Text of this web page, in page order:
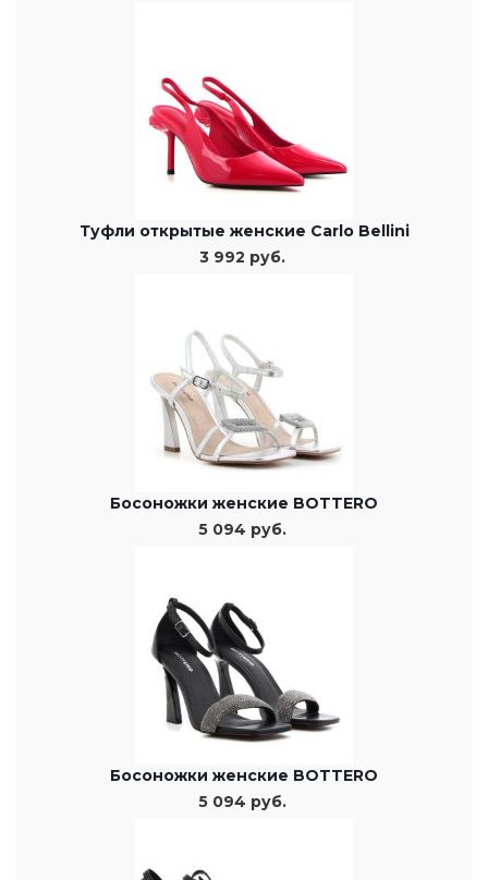
Туфли открытые женские Carlo Bellini
3 992 руб.
Босоножки женские BOTTERO
5 094 руб.
Босоножки женские BOTTERO
5 094 руб.